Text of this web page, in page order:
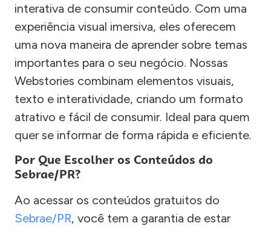
interativa de consumir conteúdo. Com uma
experiência visual imersiva, eles oferecem
uma nova maneira de aprender sobre temas
importantes para o seu negócio. Nossas
Webstories combinam elementos visuais,
texto e interatividade, criando um formato
atrativo e fácil de consumir. Ideal para quem
quer se informar de forma rápida e eficiente.
Por Que Escolher os Conteúdos do
Sebrae/PR?
Ao acessar os conteúdos gratuitos do
Sebrae/PR, você tem a garantia de estar